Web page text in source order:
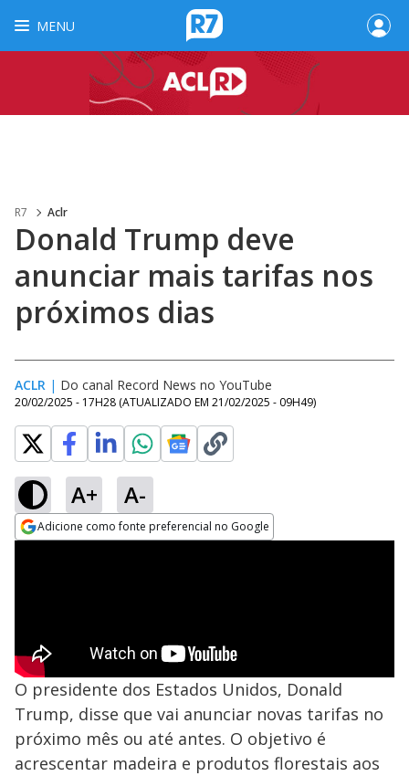
MENU
R7 Aclr
Donald Trump deve
anunciar mais tarifas nos
próximos dias
ACLR | Do canal Record News no YouTube
20/02/2025 - 17H28 (ATUALIZADO EM 21/02/2025 - 09H49)
A+ A-
Adicione como fonte preferencial no Google
O presidente dos Estados Unidos, Donald
Trump, disse que vai anunciar novas tarifas no
próximo mês ou até antes. O objetivo é
acrescentar madeira e produtos florestais aos